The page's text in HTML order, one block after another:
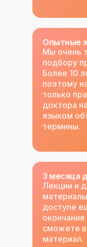
Опытные
Мы очень
подбору
Более 10
поэтому
только
доктора
языком
термины.
3 месяца
Лекции и
доступе
сможете
материал.